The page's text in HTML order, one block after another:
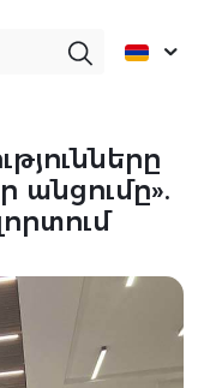
անցումը».